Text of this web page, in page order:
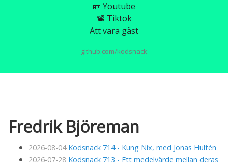
📼 Youtube
📽️ Tiktok
Att vara gäst
github.com/kodsnack
Fredrik Björeman
2026-08-04 Kodsnack 714 - Kung Nix, med Jonas Hultén
2026-07-28 Kodsnack 713 - Ett medelvärde mellan deras